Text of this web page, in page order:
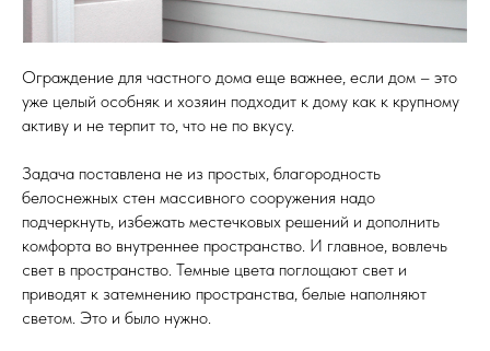
Ограждение для частного дома еще важнее, если дом – это
уже целый особняк и хозяин подходит к дому как к крупному
активу и не терпит то, что не по вкусу.
Задача поставлена не из простых, благородность
белоснежных стен массивного сооружения надо
подчеркнуть, избежать местечковых решений и дополнить
комфорта во внутреннее пространство. И главное, вовлечь
свет в пространство. Темные цвета поглощают свет и
приводят к затемнению пространства, белые наполняют
светом. Это и было нужно.